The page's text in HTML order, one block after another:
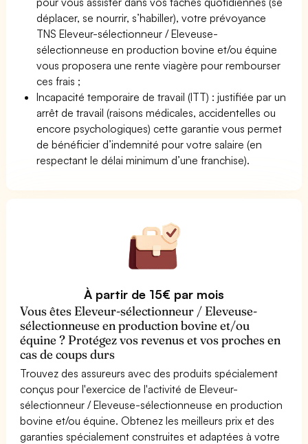
déplacer, se nourrir, s’habiller), votre prévoyance
TNS Eleveur-sélectionneur / Eleveuse-
sélectionneuse en production bovine et/ou équine
vous proposera une rente viagère pour rembourser
ces frais ;
Incapacité temporaire de travail (ITT) : justifiée par un
arrêt de travail (raisons médicales, accidentelles ou
encore psychologiques) cette garantie vous permet
de bénéficier d’indemnité pour votre salaire (en
respectant le délai minimum d’une franchise).
À partir de 15€ par mois
Vous êtes Eleveur-sélectionneur / Eleveuse-
sélectionneuse en production bovine et/ou
équine ? Protégez vos revenus et vos proches en
cas de coups durs
Trouvez des assureurs avec des produits spécialement
conçus pour l'exercice de l'activité de Eleveur-
sélectionneur / Eleveuse-sélectionneuse en production
bovine et/ou équine. Obtenez les meilleurs prix et des
garanties spécialement construites et adaptées à votre